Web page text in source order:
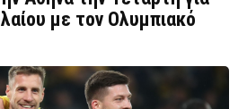
με τον Ολυμπιακό